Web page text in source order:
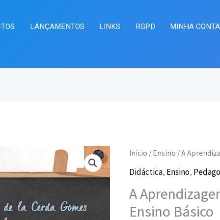
LANÇAMENTOS LINKS RGPD
MINHA CONTA
Início / Ensino / A
Didáctica, Ensino,
A
Ensino Básico
O
preço
original
O
Quantidade
de
Aprendizagem
da